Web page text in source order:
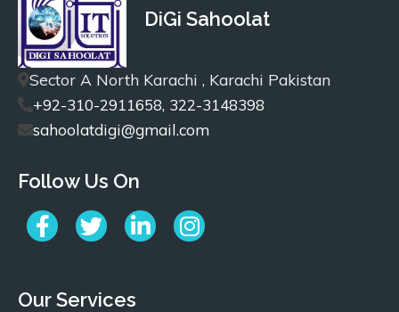
DiGi Sahoolat
Sector A North Karachi , Karachi Pakistan
+92-310-2911658, 322-3148398
sahoolatdigi@gmail.com
Follow Us On
Our Services